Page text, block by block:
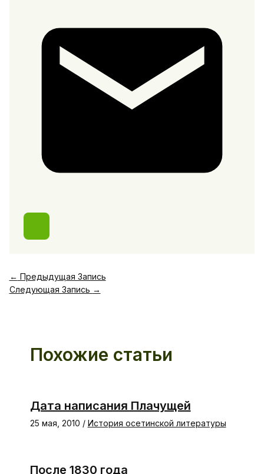
← Предыдущая Запись
Следующая Запись →
Похожие статьи
Дата написания Плачущей
25 мая, 2010 / История осетинской литературы
После 1830 года